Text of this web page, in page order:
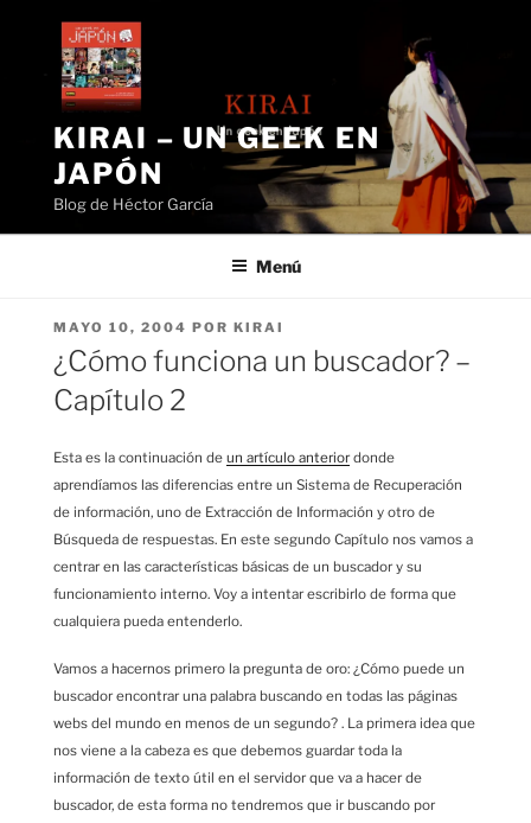
contenido
KIRAI – UN GEEK EN
JAPÓN
Blog de Héctor García
Menú
PUBLICADO
EL
MAYO 10, 2004 POR KIRAI
¿Cómo funciona un buscador? –
Capítulo 2
Esta es la continuación de un artículo anteriordonde
aprendíamos las diferencias entre un Sistema de Recuperación
de información, uno de Extracción de Información y otro de
Búsqueda de respuestas. En este segundo Capítulo nos vamos a
centrar en las características básicas de un buscador y su
funcionamiento interno. Voy a intentar escribirlo de forma que
cualquiera pueda entenderlo.
Vamos a hacernos primero la pregunta de oro: ¿Cómo puede un
buscador encontrar una palabra buscando en todas las páginas
webs del mundo en menos de un segundo? . La primera idea que
nos viene a la cabeza es que debemos guardar toda la
información de texto útil en el servidor que va a hacer de
buscador, de esta forma no tendremos que ir buscando por